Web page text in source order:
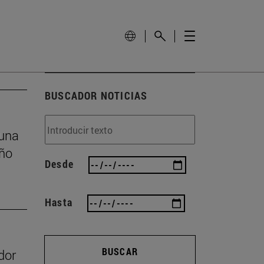
BUSCADOR NOTICIAS
Desde
Hasta
BUSCAR